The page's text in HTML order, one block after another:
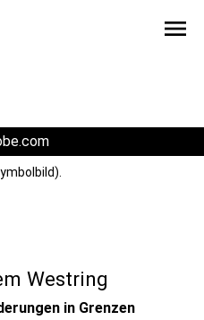
menu
Westring
in Grenzen